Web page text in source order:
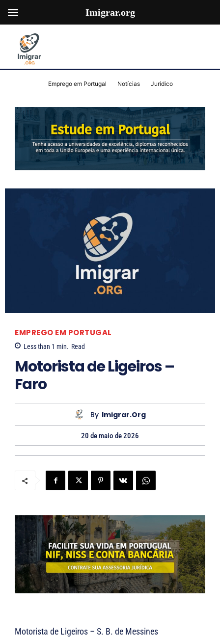
Emprego em Portugal Notícias Jurídico
EMPREGO EM PORTUGAL
Less than 1 min. Read
Motorista de Ligeiros –
Faro
By Imigrar.org
20 de maio de 2026
Motorista de Ligeiros – S. B. de Messines
Imigrar.org